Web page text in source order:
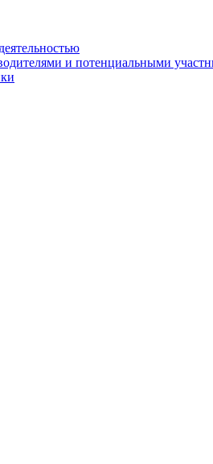
и потенциальными